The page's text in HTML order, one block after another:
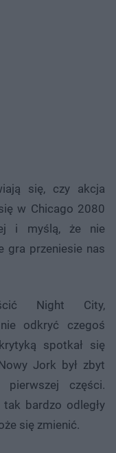
się, czy akcja
w Chicago 2080
i myślą, że nie
gra przeniesie nas
Night City,
odkryć czegoś
spotkał się
Jork był zbyt
części.
bardzo odległy
się zmienić.